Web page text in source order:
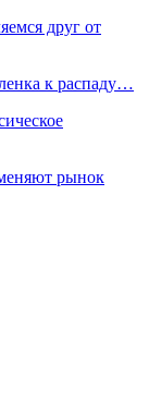
друг от
к распаду…
рынок